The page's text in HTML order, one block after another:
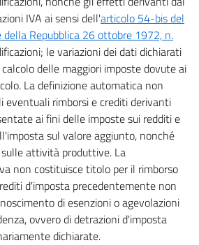
1)
2)
IVA ai sensi dell'articolo 54-bis del
Repubblica 26 ottobre 1972, n.
le variazioni dei dati dichiarati
delle maggiori imposte dovute ai
La definizione automatica non
eventuali rimborsi e crediti derivanti
ai fini delle imposte sui redditi e
sul valore aggiunto, nonché
attività produttive. La
non costituisce titolo per il rimborso
d'imposta precedentemente non
di esenzioni o agevolazioni
ovvero di detrazioni d'imposta
dichiarate.